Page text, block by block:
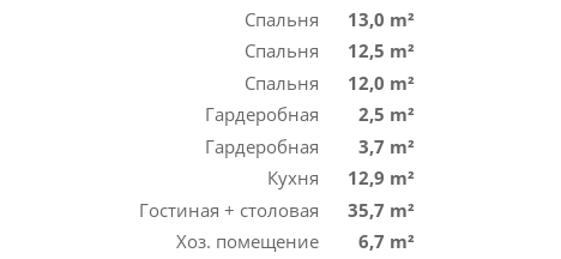
Спальня
13,0 m²
Спальня
12,5 m²
Спальня
12,0 m²
Гардеробная
2,5 m²
Гардеробная
3,7 m²
Кухня
12,9 m²
Гостиная + столовая
35,7 m²
Хоз. помещение
6,7 m²